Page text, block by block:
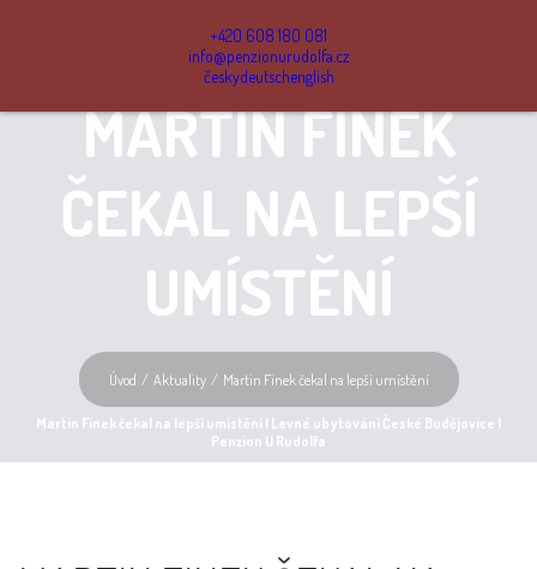
+420 608 180 081
info@penzionurudolfa.cz
českydeutschenglish
MARTIN FINEK
ČEKAL NA LEPŠÍ
UMÍSTĚNÍ
Úvod Aktuality Martin Finek čekal na lepší umístění
Martin Finek čekal na lepší umístění | Levné ubytování České Budějovice |
Penzion U Rudolfa